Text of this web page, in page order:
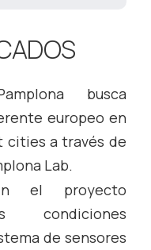
busca
europeo en
cities a través de
Lab.
el proyecto
condiciones
de sensores